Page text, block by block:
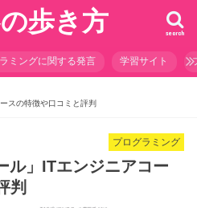
歩き方 search
ミングに関する発言 学習サイト
スの特徴や口コミと評判
プログラミング
ル」ITエンジニアコー
判